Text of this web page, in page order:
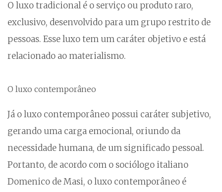
O luxo tradicional é o serviço ou produto raro,
exclusivo, desenvolvido para um grupo restrito de
pessoas. Esse luxo tem um caráter objetivo e está
relacionado ao materialismo.
O luxo contemporâneo
Já o luxo contemporâneo possui caráter subjetivo,
gerando uma carga emocional, oriundo da
necessidade humana, de um significado pessoal.
Portanto, de acordo com o sociólogo italiano
Domenico de Masi, o luxo contemporâneo é